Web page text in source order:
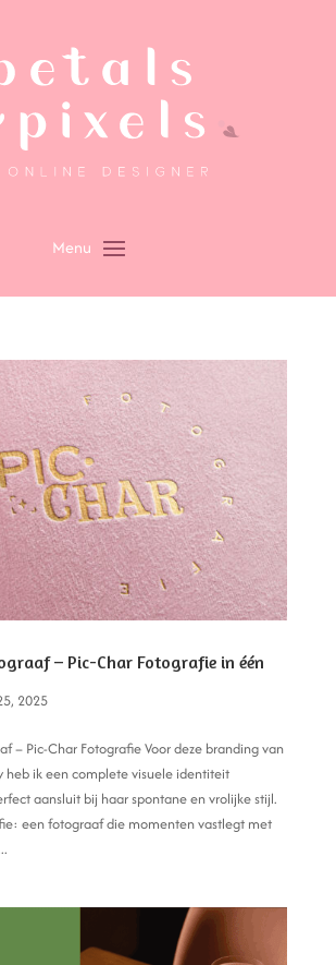
– Pic-Char Fotografie in één
2025
– Pic-Char Fotografie Voor deze branding van
heb ik een complete visuele identiteit
aansluit bij haar spontane en vrolijke stijl.
een fotograaf die momenten vastlegt met